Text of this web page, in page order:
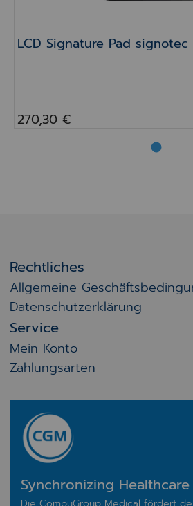
LCD Signature Pad signotec
270,30 €
Rechtliches
Allgemeine
Datenschutzerklärung
Service
Mein Konto
Zahlungsarten
Synchronizing Healthcare